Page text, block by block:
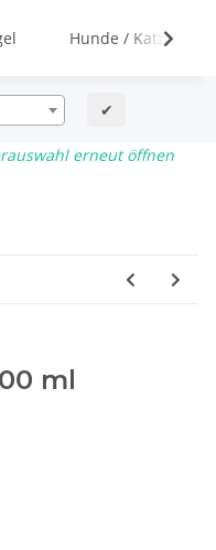
Hunde / Katzen
✔
erneut öffnen
ml